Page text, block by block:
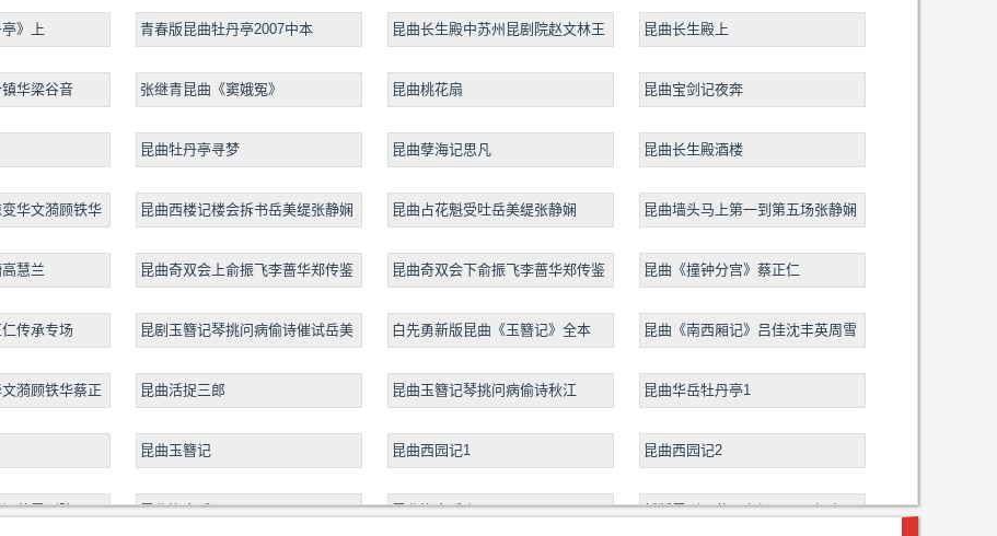
》上 青春版昆曲牡丹亭2007中本
昆曲长生殿中苏州昆剧院赵文林王
昆曲长生殿上
华梁谷音 张继青昆曲《窦娥冤》 昆曲桃花扇 昆曲宝剑记夜奔
昆曲牡丹亭寻梦 昆曲孽海记思凡 昆曲长生殿酒楼
华文漪顾铁华 昆曲西楼记楼会拆书岳美缇张静娴 昆曲占花魁受吐岳美缇张静娴 昆曲墙头马上第一到第五场张静娴
慧兰 昆曲奇双会上俞振飞李蔷华郑传鉴 昆曲奇双会下俞振飞李蔷华郑传鉴 昆曲《撞钟分宫》蔡正仁
传承专场
昆剧玉簪记琴挑问病偷诗催试岳美
白先勇新版昆曲《玉簪记》全本
昆曲《南西厢记》吕佳沈丰英周雪
漪顾铁华蔡正
昆曲活捉三郎 昆曲玉簪记琴挑问病偷诗秋江 昆曲华岳牡丹亭1
昆曲玉簪记 昆曲西园记1 昆曲西园记2
苏昆剧院 昆曲渔家乐下 昆曲渔家乐上 新版昆剧百花公主杨凤一王振义